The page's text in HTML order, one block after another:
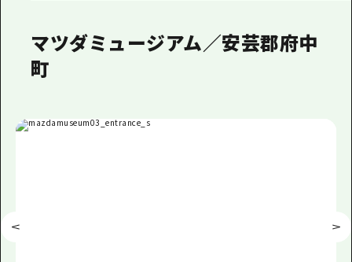
マツダミュージアム／安芸郡府中
町